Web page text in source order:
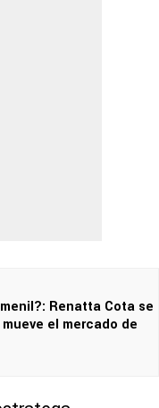
Renatta Cota se
el mercado de